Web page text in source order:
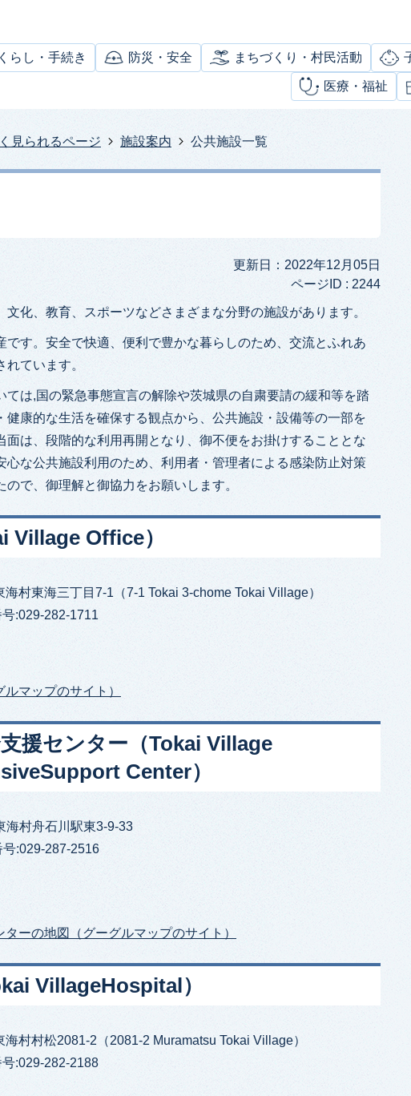
くらし・手続き 防災・安全 まちづくり・村民活動
医療・福祉
見られるページ 施設案内 公共施設一覧
更新日：2022年12月05日
ページID : 2244
化、教育、スポーツなどさまざまな分野の施設があります。
です。安全で快適、便利で豊かな暮らしのため、交流とふれあ
ています。
ては,国の緊急事態宣言の解除や茨城県の自粛要請の緩和等を踏
健康的な生活を確保する観点から、公共施設・設備等の一部を
面は、段階的な利用再開となり、御不便をお掛けすることとな
心な公共施設利用のため、利用者・管理者による感染防止対策
で、御理解と御協力をお願いします。
Village Office）
海村東海三丁目7-1（7-1 Tokai 3-chome Tokai Village）
:029-282-1711
マップのサイト）
援センター（Tokai Village
Center）
海村舟石川駅東3-9-33
号:029-287-2516
ーの地図（グーグルマップのサイト）
VillageHospital）
海村村松2081-2（2081-2 Muramatsu Tokai Village）
号:029-282-2188